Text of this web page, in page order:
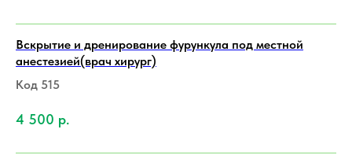
Вскрытие и дренирование фурункула под местной
анестезией(врач хирург)
Код 515
4 500 р.